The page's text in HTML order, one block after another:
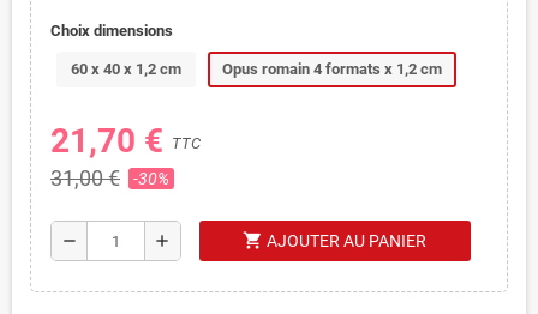
Choix dimensions
60 x 40 x 1,2 cm Opus romain 4 formats x 1,2 cm
21,70 € TTC
31,00 € -30%
remove add shopping_cart AJOUTER AU PANIER